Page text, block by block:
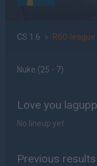
CS 1.6 » R60-
Nuke (25 - 7)
Love you
No lineup yet
Previous